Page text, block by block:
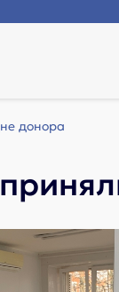
донора